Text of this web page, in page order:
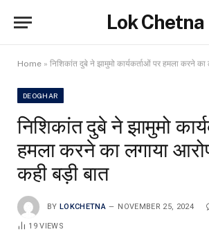
Lok Chetna
Home » निशिकांत दुबे ने झामुमो कार्यकर्ताओं पर हमला करने का
DEOGHAR
निशिकांत दुबे ने झामुमो
हमला करने का लगाया
कही बड़ी बात
BY LOKCHETNA NOVEMBER 25, 2024
19VIEWS